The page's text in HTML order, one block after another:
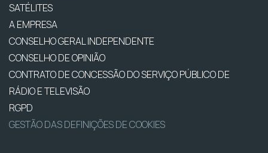
SATÉLITES
A EMPRESA
CONSELHO GERAL INDEPENDENTE
CONSELHO DE OPINIÃO
CONTRATO DE CONCESSÃO DO SERVIÇO PÚBLICO DE
RÁDIO E TELEVISÃO
RGPD
GESTÃO DAS DEFINIÇÕES DE COOKIES